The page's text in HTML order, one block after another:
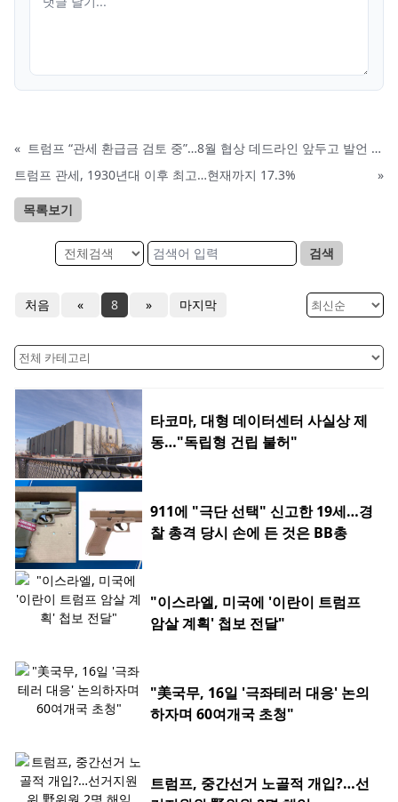
«
트럼프 “관세 환급금 검토 중”…8월 협상 데드라인 앞두고 발언 주목
트럼프 관세, 1930년대 이후 최고…현재까지 17.3%
»
목록보기
검색
처음 « 8 » 마지막
타코마, 대형 데이터센터 사실상 제
동…"독립형 건립 불허"
911에 "극단 선택" 신고한 19세…경
찰 총격 당시 손에 든 것은 BB총
"이스라엘, 미국에 '이란이 트럼프
암살 계획' 첩보 전달"
"美국무, 16일 '극좌테러 대응' 논의
하자며 60여개국 초청"
트럼프, 중간선거 노골적 개입?…선